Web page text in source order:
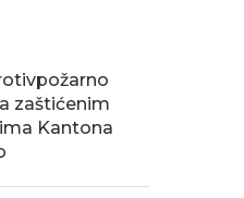
zaštićenim
Kantona